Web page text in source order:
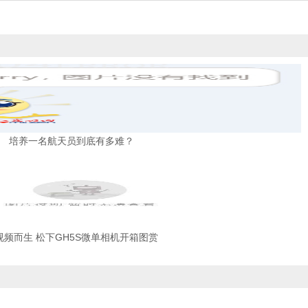
培养一名航天员到底有多难？
频而生 松下GH5S微单相机开箱图赏